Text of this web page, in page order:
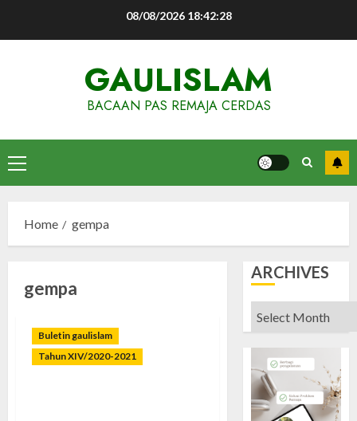
08/08/2026 18:42:29
GAULISLAM
BACAAN PAS REMAJA CERDAS
Primary
Menu
Home gempa
gempa
Buletin gaulislam
Tahun XIV/2020-2021
ARCHIVES
Archives